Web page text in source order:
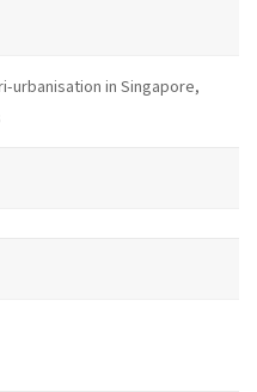
urbanisation in Singapore,